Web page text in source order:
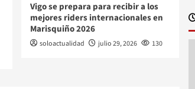
Vigo se prepara para recibir a los
mejores riders internacionales en
Marisquiño 2026
soloactualidad julio 29, 2026 130